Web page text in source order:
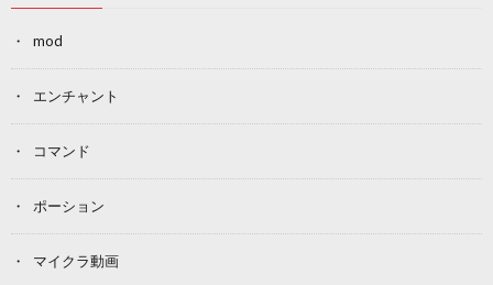
mod
エンチャント
コマンド
ポーション
マイクラ動画